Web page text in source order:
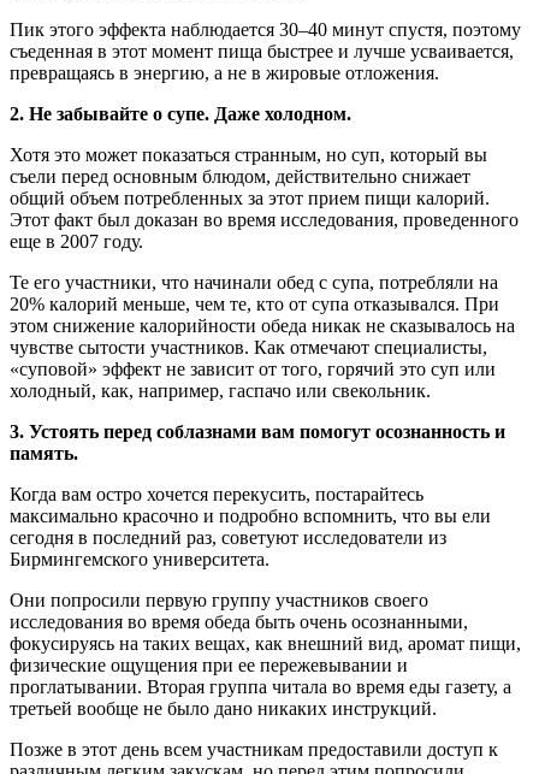
Пик этого эффекта наблюдается 30–40 минут спустя, поэтому
съеденная в этот момент пища быстрее и лучше усваивается,
превращаясь в энергию, а не в жировые отложения.
2. Не забывайте о супе. Даже холодном.
Хотя это может показаться странным, но суп, который вы
съели перед основным блюдом, действительно снижает
общий объем потребленных за этот прием пищи калорий.
Этот факт был доказан во время исследования, проведенного
еще в 2007 году.
Те его участники, что начинали обед с супа, потребляли на
20% калорий меньше, чем те, кто от супа отказывался. При
этом снижение калорийности обеда никак не сказывалось на
чувстве сытости участников. Как отмечают специалисты,
«суповой» эффект не зависит от того, горячий это суп или
холодный, как, например, гаспачо или свекольник.
3. Устоять перед соблазнами вам помогут осознанность и
память.
Когда вам остро хочется перекусить, постарайтесь
максимально красочно и подробно вспомнить, что вы ели
сегодня в последний раз, советуют исследователи из
Бирмингемского университета.
Они попросили первую группу участников своего
исследования во время обеда быть очень осознанными,
фокусируясь на таких вещах, как внешний вид, аромат пищи,
физические ощущения при ее пережевывании и
проглатывании. Вторая группа читала во время еды газету, а
третьей вообще не было дано никаких инструкций.
Позже в этот день всем участникам предоставили доступ к